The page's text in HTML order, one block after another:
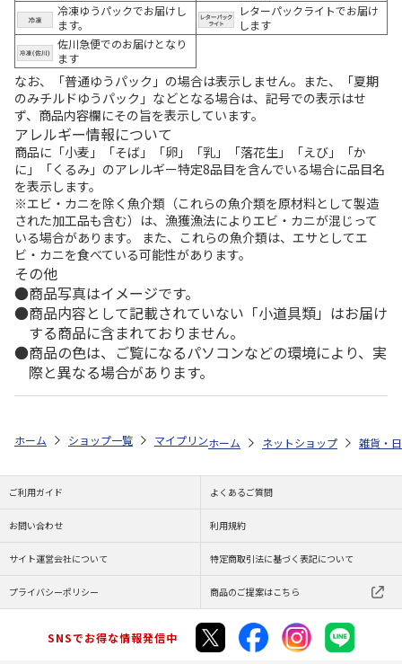
冷凍ゆうパックでお届けし
ます。
レターパックライトでお届け
します
佐川急便でのお届けとなり
ます
なお、「普通ゆうパック」の場合は表示しません。また、「夏期
のみチルドゆうパック」などとなる場合は、記号での表示はせ
ず、商品内容欄にその旨を表示しています。
アレルギー情報について
商品に「小麦」「そば」「卵」「乳」「落花生」「えび」「か
に」「くるみ」のアレルギー特定8品目を含んでいる場合に品目名
を表示します。
※エビ・カニを除く魚介類（これらの魚介類を原材料として製造
された加工品も含む）は、漁獲漁法によりエビ・カニが混じって
いる場合があります。 また、これらの魚介類は、エサとしてエ
ビ・カニを食べている可能性があります。
その他
商品写真はイメージです。
商品内容として記載されていない「小道具類」はお届け
する商品に含まれておりません。
商品の色は、ご覧になるパソコンなどの環境により、実
際と異なる場合があります。
ホーム ショップ一覧 マイプリント シルエットミラー【ペルシャ
ホーム ネットショップ 雑貨・
ご利用ガイド よくあるご質問
お問い合わせ 利用規約
サイト運営会社について 特定商取引法に基づく表記について
プライバシーポリシー 商品のご提案はこちら
SNSでお得な情報発信中